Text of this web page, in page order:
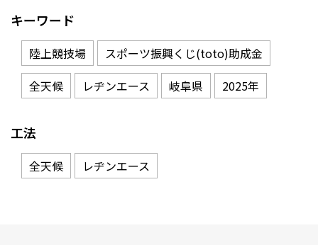
キーワード
陸上競技場
スポーツ振興くじ(toto)助成金
全天候
レヂンエース 岐阜県 2025年
工法
全天候 レヂンエース